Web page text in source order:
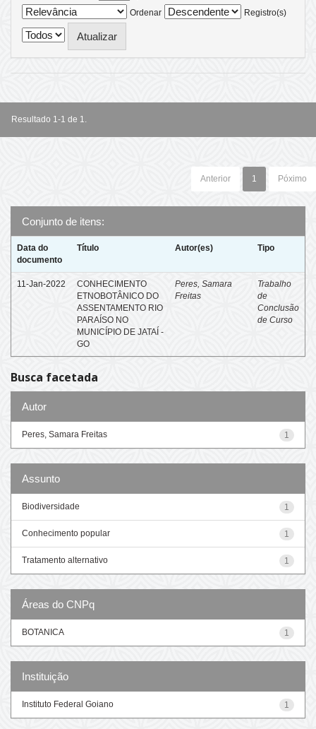
Ordenar
Registro(s)
Resultado 1-1 de 1.
Anterior 1 Póximo
Conjunto de itens:
Data do
documento
Título Autor(es) Tipo
11-Jan-2022
CONHECIMENTO
ETNOBOTÂNICO DO
ASSENTAMENTO RIO
PARAÍSO NO
MUNICÍPIO DE JATAÍ -
GO
Peres, Samara
Freitas
Trabalho
de
Conclusão
de Curso
Busca facetada
Autor
1
Peres, Samara Freitas
Assunto
1
Biodiversidade
1
Conhecimento popular
1
Tratamento alternativo
Áreas do CNPq
1
BOTANICA
Instituição
1
Instituto Federal Goiano